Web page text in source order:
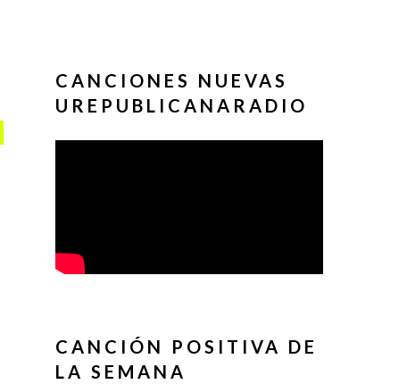
CANCIONES NUEVAS
UREPUBLICANARADIO
CANCIÓN POSITIVA DE
LA SEMANA